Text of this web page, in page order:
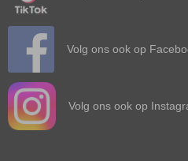
Volg ons ook op
Volg ons ook op